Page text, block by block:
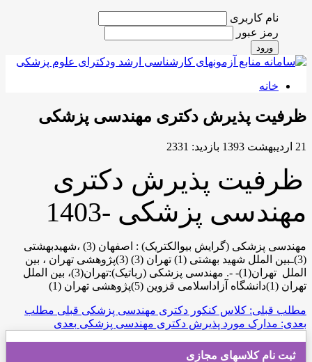
نام کاربری
رمز عبور
ورود
خانه
ظرفیت پذیرش دکتری مهندسی پزشکی
21 ارديبهشت 1393 بازدید: 2331
ظرفیت پذیرش دکتری
مهندسی پزشکی -1403
مهندسی پزشکی (گرایش بیوالکتریک) : اصفهان (3) ،شهیدبهشتی
(3)ـبین الملل شهید بهشتی (1) تهران (3) (3)پژوهشی تهران ، بین
الملل تهران(1)- -. مهندسی پزشکی (رباتیک):تهران(3)، بین الملل
تهران (1)دانشگاه آزاداسلامی قزوین (5)پژوهشی تهران (1)
مطلب قبلی: کلاس کنکور دکتری مهندسی پزشکی قبلی مطلب
بعدی: مدارک مورد پذیرش دکتری مهندسی پزشکی بعدی
ثبت نام کلاسهای مجازی